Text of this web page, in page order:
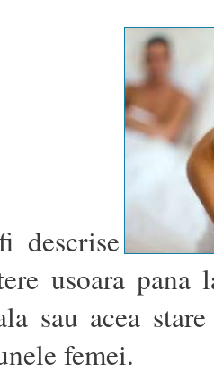
descrise
usoara pana
sau acea
femei.